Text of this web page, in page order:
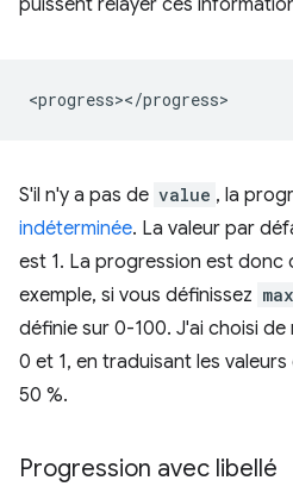
S'il n'y a pas de value , la
indéterminée. La valeur par
est 1. La progression est donc
exemple, si vous définissez max
définie sur 0-100. J'ai choisi
0 et 1, en traduisant les
50 %.
Progression avec libellé